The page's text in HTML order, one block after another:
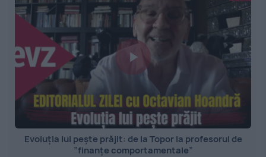
Evoluția lui pește prăjit: de la Topor la profesorul de
”finanțe comportamentale”